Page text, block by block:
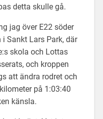
detta skulle gå.
jag över E22 söder
Sankt Lars Park, där
skola och Lottas
och kroppen
att ändra rodret och
på 1:03:40
känsla.